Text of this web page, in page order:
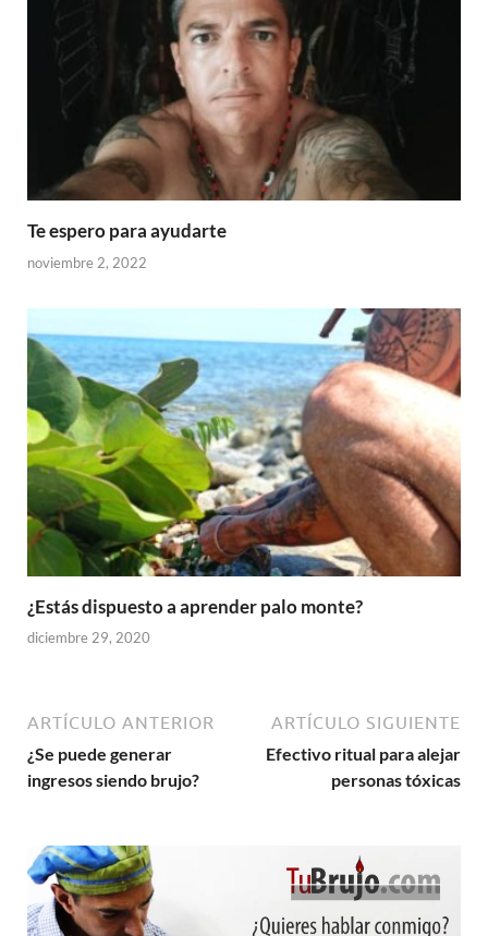
Te espero para ayudarte
noviembre 2, 2022
¿Estás dispuesto a aprender palo monte?
diciembre 29, 2020
ARTÍCULO ANTERIOR
¿Se puede generar
ingresos siendo brujo?
ARTÍCULO SIGUIENTE
Efectivo ritual para alejar
personas tóxicas